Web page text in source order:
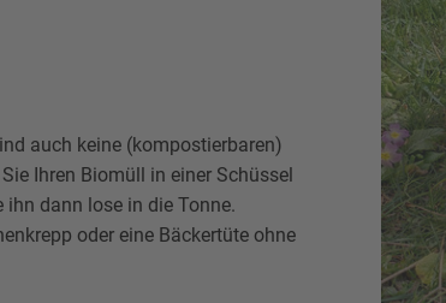
auch keine (kompostierbaren)
Ihren Biomüll in einer Schüssel
ihn dann lose in die Tonne.
oder eine Bäckertüte ohne